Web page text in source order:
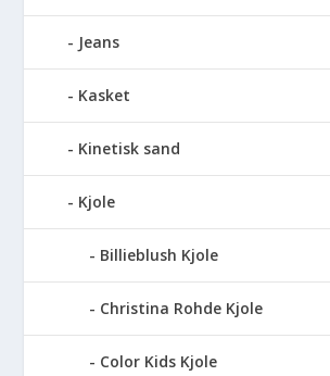
Jeans
Kasket
Kinetisk sand
Kjole
Billieblush Kjole
Christina Rohde Kjole
Color Kids Kjole